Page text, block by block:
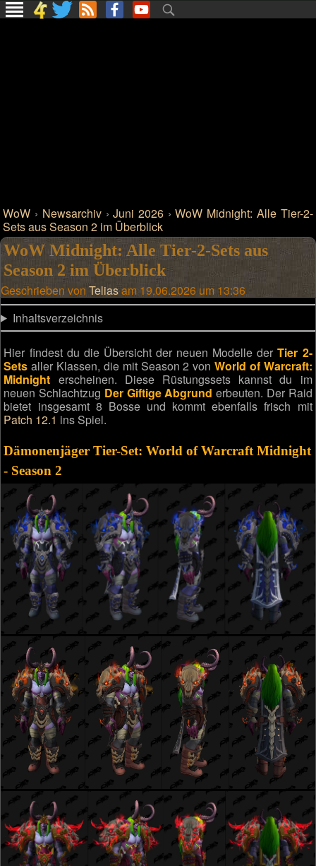
WoW › Newsarchiv›Juni 2026 ›WoW Midnight: Alle Tier-2-
Sets aus Season 2 im Überblick
WoW Midnight: Alle Tier-2-Sets aus
Season 2 im Überblick
Geschrieben von Teliasam 19.06.2026 um 13:36
Inhaltsverzeichnis
Hier findest du die Übersicht der neuen Modelle derTier 2-
Sets aller Klassen, die mit Season 2 von World of Warcraft:
Midnight erscheinen. Diese Rüstungssets kannst du im
neuen Schlachtzug Der Giftige Abgrund erbeuten. Der Raid
bietet insgesamt 8 Bosse und kommt ebenfalls frisch mit
Patch 12.1 ins Spiel.
Dämonenjäger Tier-Set: World of Warcraft Midnight
- Season 2